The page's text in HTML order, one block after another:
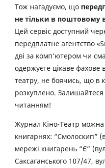
Тож нагадуємо, що
не тільки в поштовому
Цей сервіс доступний
передплатне агентство
дві за комп’ютером чи
одержуєте цікаве фахове
театру, не боячись, що в
розкуплено.
читанням!
Журнал Кіно-Театр можна
книгарнях: “Смолоскип”
мережі книгарень “Є”
Саксаганського 107/47,